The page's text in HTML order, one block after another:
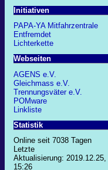
Initiativen
PAPA-YA Mitfahrzentrale
Entfremdet
Lichterkette
Webseiten
AGENS e.V.
Gleichmass e.V.
Trennungsväter e.V.
POMware
Linkliste
Statistik
Online seit 7038 Tagen
Letzte
Aktualisierung: 2019.12.25,
15:26